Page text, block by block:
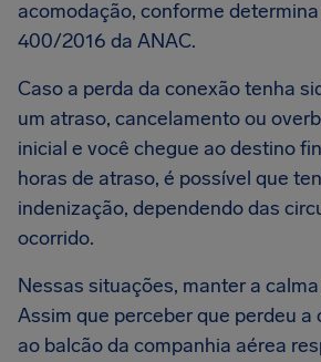
acomodação, conforme
400/2016 da ANAC.
Caso a perda da conexão tenha
um atraso, cancelamento ou
inicial e você chegue ao destino
horas de atraso, é possível que
indenização, dependendo das
ocorrido.
Nessas situações, manter a
Assim que perceber que perdeu a
ao balcão da companhia aérea